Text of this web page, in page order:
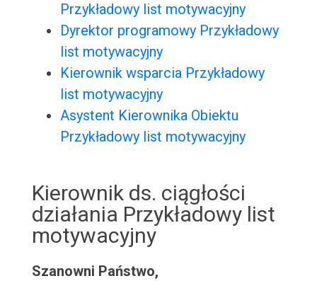
Przykładowy list motywacyjny
Dyrektor programowy Przykładowy
list motywacyjny
Kierownik wsparcia Przykładowy
list motywacyjny
Asystent Kierownika Obiektu
Przykładowy list motywacyjny
Kierownik ds. ciągłości
działania Przykładowy list
motywacyjny
Szanowni Państwo,